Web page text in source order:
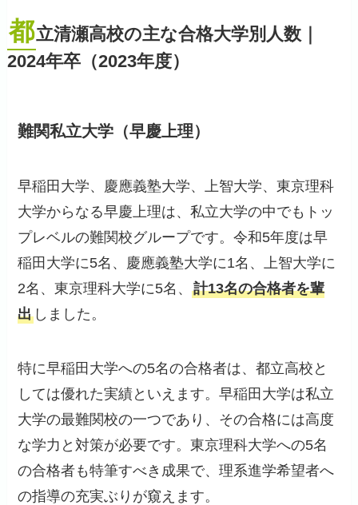
都立清瀬高校の主な合格大学別人数｜
2024年卒（2023年度）
難関私立大学（早慶上理）
早稲田大学、慶應義塾大学、上智大学、東京理科
大学からなる早慶上理は、私立大学の中でもトッ
プレベルの難関校グループです。令和5年度は早
稲田大学に5名、慶應義塾大学に1名、上智大学に
2名、東京理科大学に5名、計13名の合格者を輩
出 しました。
特に早稲田大学への5名の合格者は、都立高校と
しては優れた実績といえます。早稲田大学は私立
大学の最難関校の一つであり、その合格には高度
な学力と対策が必要です。東京理科大学への5名
の合格者も特筆すべき成果で、理系進学希望者へ
の指導の充実ぶりが窺えます。